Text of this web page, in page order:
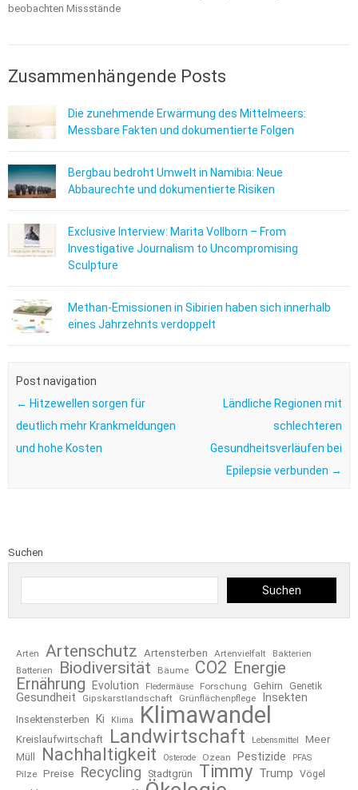
beobachten Missstände
Zusammenhängende Posts
Die zunehmende Erwärmung des Mittelmeers:
Messbare Fakten und dokumentierte Folgen
Bergbau bedroht Umwelt in Namibia: Neue
Abbaurechte und dokumentierte Risiken
Exclusive Interview: Marita Vollborn – From
Investigative Journalism to Uncompromising
Sculpture
Methan-Emissionen in Sibirien haben sich innerhalb
eines Jahrzehnts verdoppelt
Post navigation
← Hitzewellen sorgen für
deutlich mehr Krankmeldungen
und hohe Kosten
Ländliche Regionen mit
schlechteren
Gesundheitsverläufen bei
Epilepsie verbunden →
Suchen
Suchen
Arten Artenschutz Artensterben Artenvielfalt
Bakterien
Batterien
Biodiversität Bäume CO2 Energie
Ernährung
Evolution Fledermäuse Forschung Gehirn Genetik
Gesundheit Gipskarstlandschaft Grünflächenpflege Insekten
Insektensterben Ki Klima Klimawandel
Kreislaufwirtschaft Landwirtschaft Lebensmittel
Meer
Müll
Nachhaltigkeit Osterode Ozean Pestizide PFAS
Pilze Preise Recycling Stadtgrün Timmy Trump
Vögel